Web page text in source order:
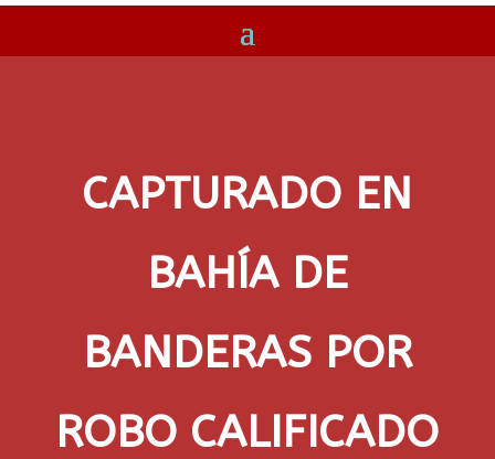
CAPTURADO EN
BAHÍA DE
BANDERAS POR
ROBO CALIFICADO